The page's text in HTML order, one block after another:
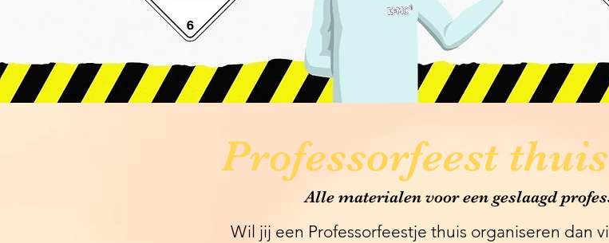
Professorfeest
Alle materialen voor een geslaagd
Wil jij een Professorfeestje thuis organiseren dan